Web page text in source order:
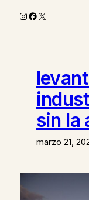
Instagram
Facebook
X
sin la
marzo 21,